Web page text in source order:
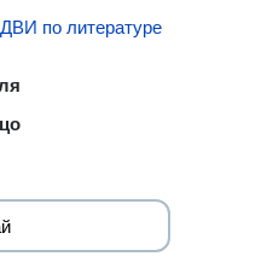
по литературе